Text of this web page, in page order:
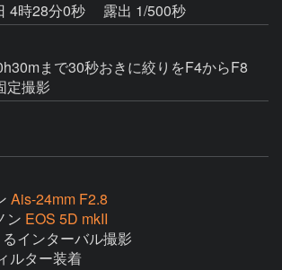
4時28分0秒
露出 1/500秒
まで30秒おきに絞りをF4からF8
定撮影
Ais-24mm F2.8
ン EOS 5D mkII
インターバル撮影
ルター装着